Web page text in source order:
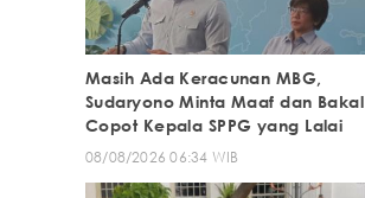
Masih Ada Keracunan MBG,
Sudaryono Minta Maaf dan Bakal
Copot Kepala SPPG yang Lalai
08/08/2026 06:34 WIB